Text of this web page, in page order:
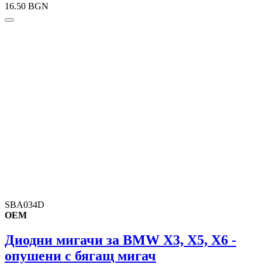
16.50 BGN
SBA034D
OEM
Диодни мигачи за BMW X3, X5, X6 -
опушени с бягащ мигач